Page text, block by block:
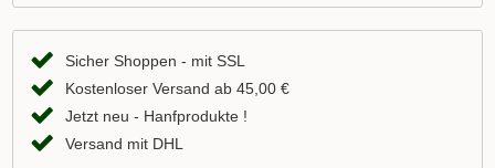
Sicher Shoppen - mit SSL
Kostenloser Versand ab 45,00 €
Jetzt neu - Hanfprodukte !
Versand mit DHL